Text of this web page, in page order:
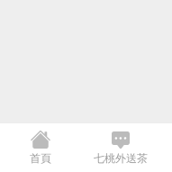
首頁 七桃外送茶